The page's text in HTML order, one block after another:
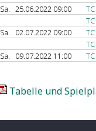
Sa. 25.06.2022 09:00
Sa.
02.07.2022 09:00
Sa.
09.07.2022 11:00
Tabelle und